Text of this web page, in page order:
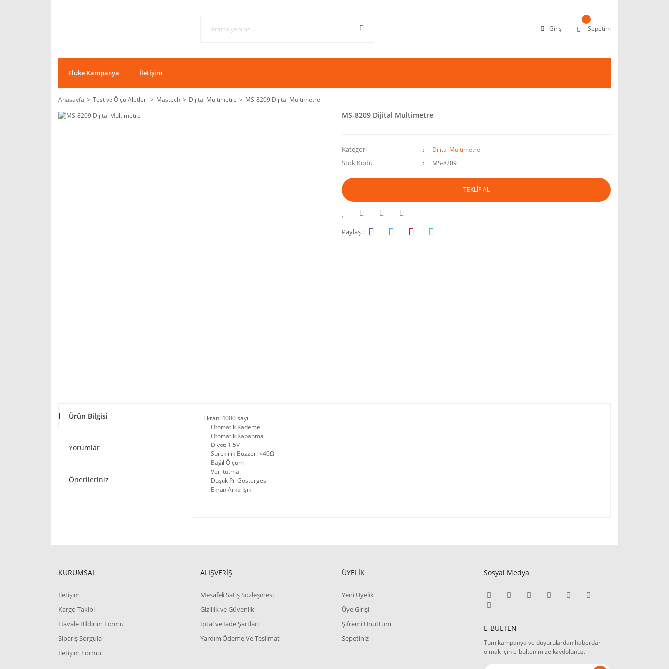
Giriş Sepetim
Fluke Kampanya İletişim
Anasayfa Test ve Ölçü Aletleri Mastech Dijital Multimetre MS-8209 Dijital Multimetre
MS-8209 Dijital Multimetre
Kategori Dijital Multimetre
Stok Kodu MS-8209
TEKLİF AL
Paylaş :
Ürün Bilgisi
Yorumlar
Önerileriniz
Ekran: 4000 sayı
Otomatik Kademe
Otomatik Kapanma
Diyot: 1.5V
Süreklilik Buzzer: <40Ω
Bağıl Ölçüm
Veri tutma
Düşük Pil Göstergesi
Ekran Arka Işık
KURUMSAL
İletişim
Kargo Takibi
Havale Bildirim Formu
Sipariş Sorgula
İletişim Formu
ALIŞVERİŞ
Mesafeli Satış Sözleşmesi
Gizlilik ve Güvenlik
İptal ve İade Şartları
Yardım Ödeme Ve Teslimat
ÜYELİK
Yeni Üyelik
Üye Girişi
Şifremi Unuttum
Sepetiniz
Sosyal Medya
E-BÜLTEN
Tüm kampanya ve duyurulardan haberdar
olmak için e-bültenimize kaydolunuz.